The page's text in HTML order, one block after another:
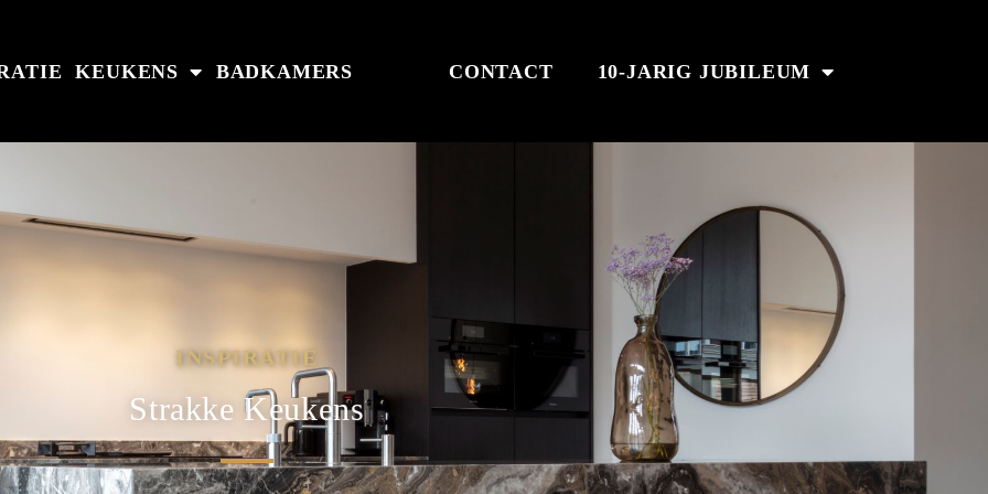
KEUKENS BADKAMERS CONTACT 10-JARIG JUBILEUM
INSPIRATIE
Strakke Keukens